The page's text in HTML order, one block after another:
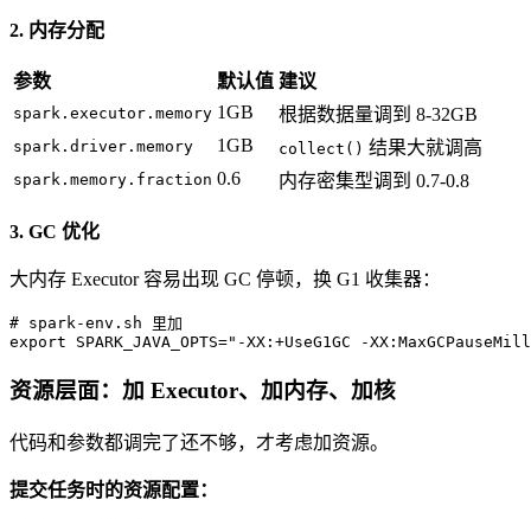
2. 内存分配
参数 默认值 建议
spark.executor.memory 1GB 根据数据量调到 8-32GB
spark.driver.memory 1GB collect() 结果大就调高
spark.memory.fraction 0.6 内存密集型调到 0.7-0.8
3. GC 优化
大内存 Executor 容易出现 GC 停顿，换 G1 收集器：
# spark-env.sh 里加
export SPARK_JAVA_OPTS="-XX:+UseG1GC -
资源层面：加 Executor、加内存、加核
代码和参数都调完了还不够，才考虑加资源。
提交任务时的资源配置：